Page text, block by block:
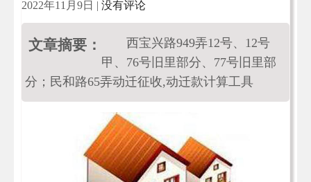
2022年11月9日 | 没有评论
文章摘要：
西宝兴路949弄12号、12号
甲、76号旧里部分、77号旧里部
分；民和路65弄动迁征收,动迁款计算工具